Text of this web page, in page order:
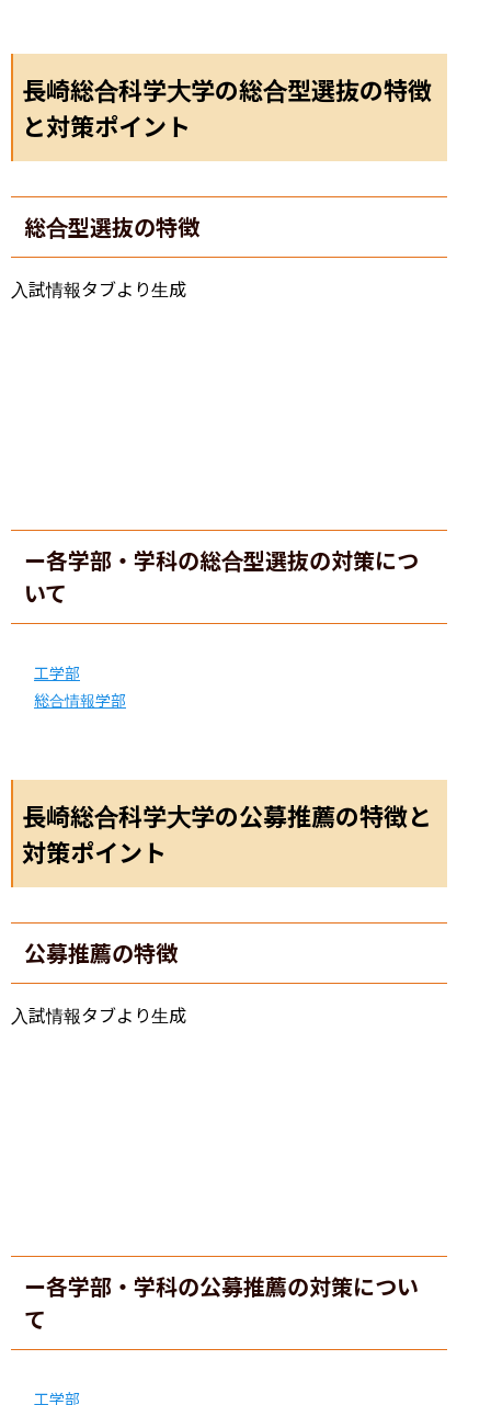
長崎総合科学大学の総合型選抜の特徴
と対策ポイント
総合型選抜の特徴
入試情報タブより生成
ー各学部・学科の総合型選抜の対策につ
いて
工学部
総合情報学部
長崎総合科学大学の公募推薦の特徴と
対策ポイント
公募推薦の特徴
入試情報タブより生成
ー各学部・学科の公募推薦の対策につい
て
工学部